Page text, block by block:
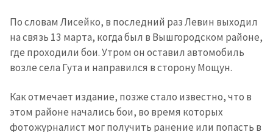
По словам Лисейко, в последний раз Левин выходил
на связь 13 марта, когда был в Вышгородском районе,
где проходили бои. Утром он оставил автомобиль
возле села Гута и направился в сторону Мощун.
Как отмечает издание, позже стало известно, что в
этом районе начались бои, во время которых
фотожурналист мог получить ранение или попасть в